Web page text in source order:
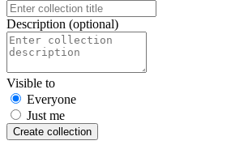
Description (optional)
Visible to
Everyone
Just me
Create collection